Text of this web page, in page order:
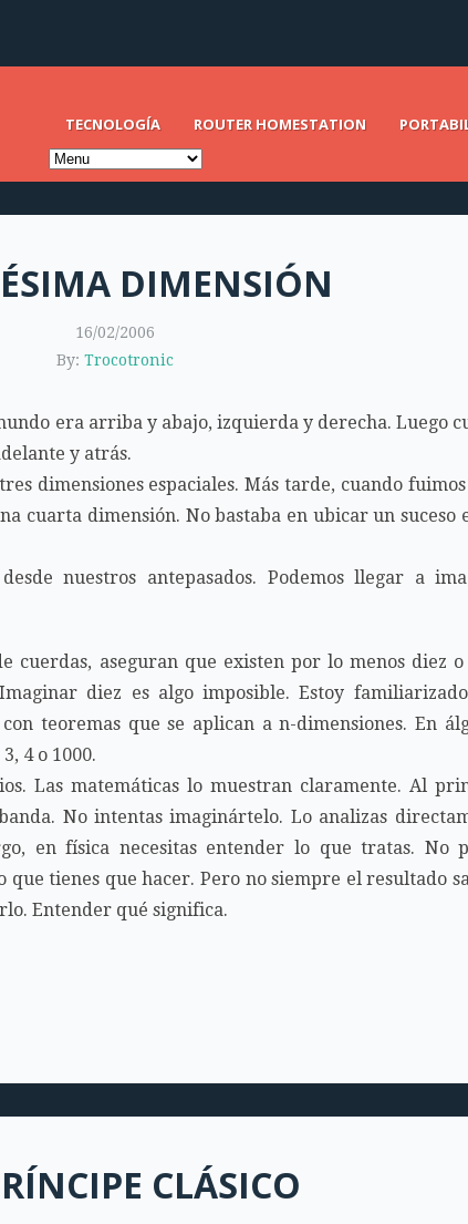
TECNOLOGÍA ROUTER HOMESTATION
DIMENSIÓN
16/02/2006
By: Trocotronic
era arriba y abajo, izquierda y derecha. Luego
y atrás.
dimensiones espaciales. Más tarde, cuando
cuarta dimensión. No bastaba en ubicar un suceso
nuestros antepasados. Podemos llegar a
cuerdas, aseguran que existen por lo menos diez o
diez es algo imposible. Estoy
teoremas que se aplican a n-dimensiones. En
4 o 1000.
Las matemáticas lo muestran claramente. Al
No intentas imaginártelo. Lo analizas
en física necesitas entender lo que tratas. No
que tienes que hacer. Pero no siempre el resultado
Entender qué significa.
CLÁSICO